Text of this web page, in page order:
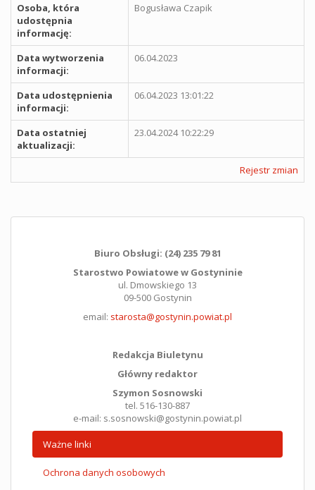
Osoba, która
udostępnia
informację:
Bogusława Czapik
Data wytworzenia
informacji:
06.04.2023
Data udostępnienia
informacji:
06.04.2023 13:01:22
Data ostatniej
aktualizacji:
23.04.2024 10:22:29
Rejestr zmian
Biuro Obsługi: (24) 235 79 81
Starostwo Powiatowe w Gostyninie
ul. Dmowskiego 13
09-500 Gostynin
email: starosta@gostynin.powiat.pl
Redakcja Biuletynu
Główny redaktor
Szymon Sosnowski
tel. 516-130-887
e-mail: s.sosnowski@gostynin.powiat.pl
Ważne linki
Ochrona danych osobowych